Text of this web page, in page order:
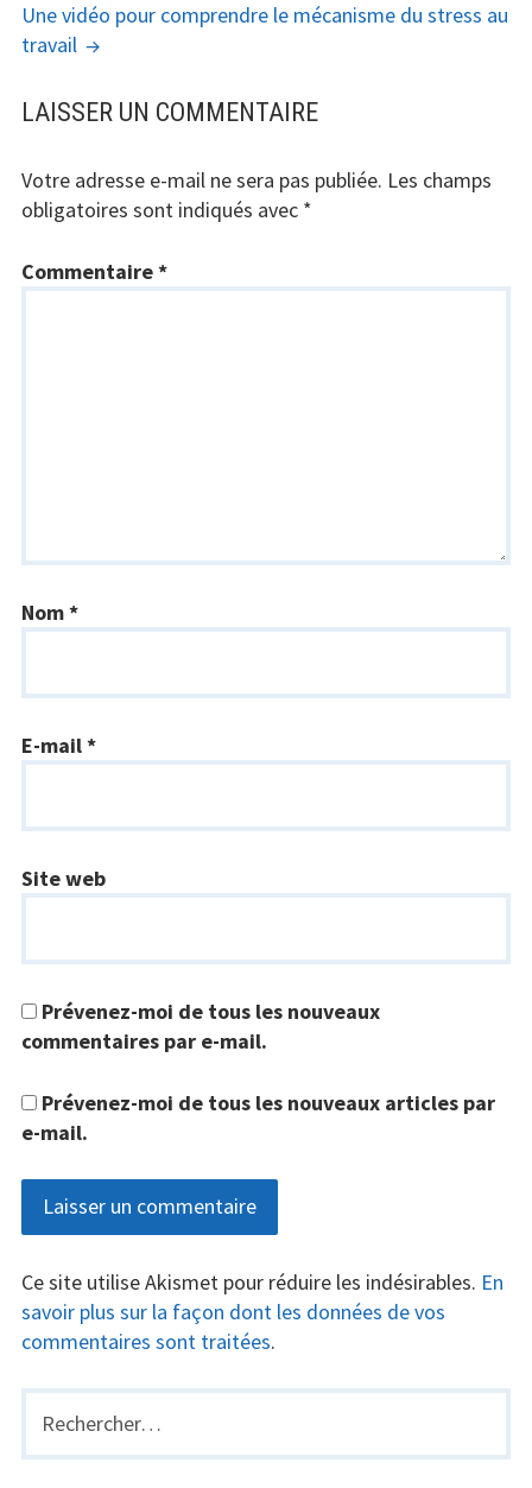
Une vidéo pour comprendre le mécanisme du stress au
travail
LAISSER UN COMMENTAIRE
Votre adresse e-mail ne sera pas publiée. Les champs
obligatoires sont indiqués avec *
Commentaire*
Nom*
E-mail*
Site web
Prévenez-moi de tous les nouveaux
commentaires par e-mail.
Prévenez-moi de tous les nouveaux articles par
e-mail.
Ce site utilise Akismet pour réduire les indésirables. En
savoir plus sur la façon dont les données de vos
commentaires sont traitées.
BARRE
LATÉRALE
Rechercher :